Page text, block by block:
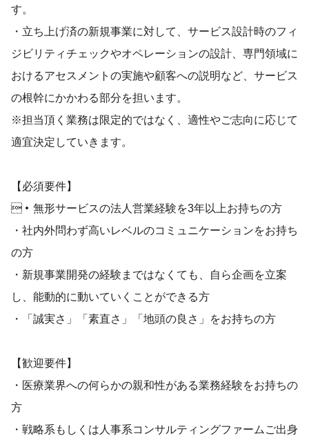
す。
・立ち上げ済の新規事業に対して、サービス設計時のフィ
ジビリティチェックやオペレーションの設計、専門領域に
おけるアセスメントの実施や顧客への説明など、サービス
の根幹にかかわる部分を担います。
※担当頂く業務は限定的ではなく、適性やご志向に応じて
適宜決定していきます。
【必須要件】
・無形サービスの法人営業経験を3年以上お持ちの方
・社内外問わず高いレベルのコミュニケーションをお持ち
の方
・新規事業開発の経験まではなくても、自ら企画を立案
し、能動的に動いていくことができる方
・「誠実さ」「素直さ」「地頭の良さ」をお持ちの方
【歓迎要件】
・医療業界への何らかの親和性がある業務経験をお持ちの
方
・戦略系もしくは人事系コンサルティングファームご出身